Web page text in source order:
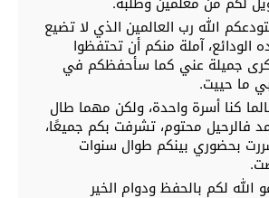
الله رب العالمين الذي لا تضيع
الودائع، آملة منكم أن تحتفظوا
جميلة عني كما سأحفظكم في
ما حييت.
كنا أسرة واحدة، ولكن مهما طال
فالرحيل محتوم، تشرفت بكم جميعًا،
بحضوري بينكم طوال سنوات
الله لكم بالحفظ ودوام الخير